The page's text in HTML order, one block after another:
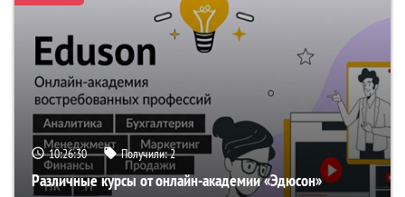
10:26:29 Получили:2
Различные курсы от онлайн-академии «Эдюсон»